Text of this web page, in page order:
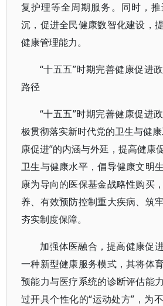
复护理等全周期服务。同时，
沉，促进全民健康数智化建设，
健康管理能力。
“十五五”时期完善健康促进
路径
“十五五”时期完善健康促进
极贯彻落实新时代党的卫生与健
康促进”的内涵与外延，提高健康
卫生与健康水平，倡导健康文明
康为导向的医保基金战略性购买
养、有效预防控制重大疾病、筑
夯实制度保障。
加强体医融合，提高健康促
一种新型健康服务模式，其将体
预能力与医疗系统的诊断评估能
过开具个性化的“运动处方”，为